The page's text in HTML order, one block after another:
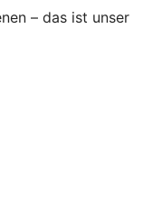
– das ist unser